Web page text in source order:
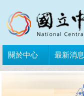
關於中心 最新消息